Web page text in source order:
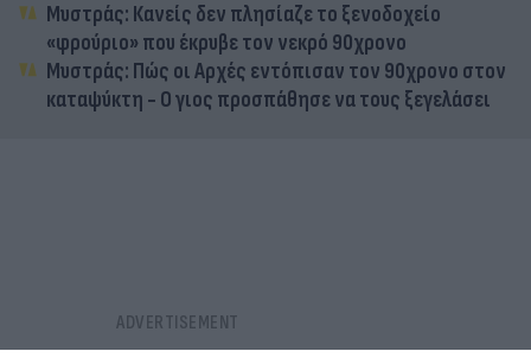
Μυστράς: Κανείς δεν πλησίαζε το ξενοδοχείο
«φρούριο» που έκρυβε τον νεκρό 90χρονο
Μυστράς: Πώς οι Αρχές εντόπισαν τον 90χρονο στον
καταψύκτη - Ο γιος προσπάθησε να τους ξεγελάσει